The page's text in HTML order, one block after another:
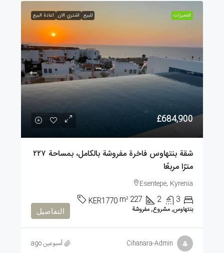
الممیزات للبيع اشتري الان اعادة البيع
£684,900
شقة بنتهاوس فاخرة مفروشة بالكامل، بمساحة ٢٢٧
مترًا مربعًا
Esentepe, Kyrenia
3
2
227
m²
KER1770
بنتهاوس, مشروع, مفروشة التفاصيل
Cihanara-Admin أسبوعين ago